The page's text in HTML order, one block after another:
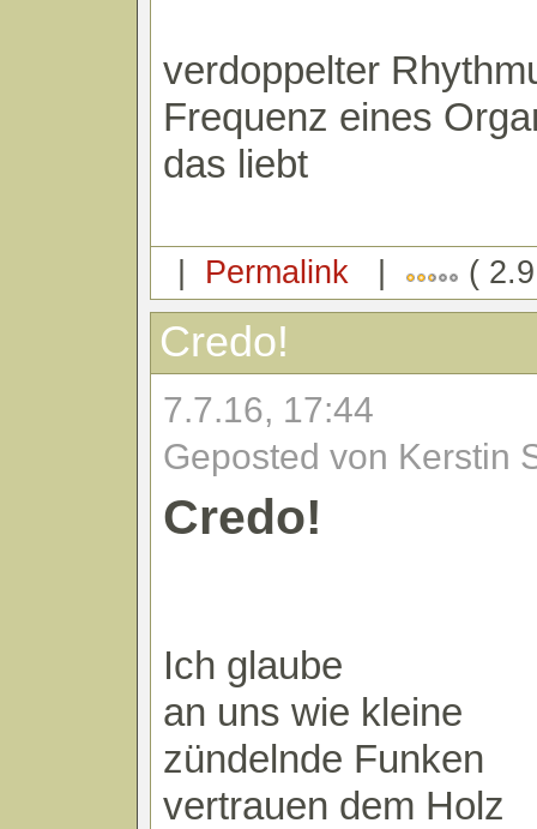
verdoppelter
Frequenz eines
das liebt
Permalink| (
Credo!
7.7.16, 17:44
Geposted von Kerstin
Credo!
Ich glaube
an uns wie kleine
zündelnde Funken
vertrauen dem Holz